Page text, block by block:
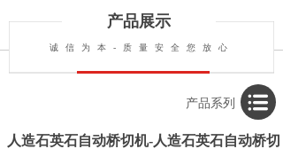
人造石英石自动桥切机-人造石英石自动桥切
诚信为本-质量安全您放心
产品展示
产品系列